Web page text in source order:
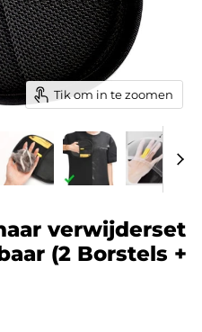
Tik om in te zoomen
verwijderset
(2 Borstels +